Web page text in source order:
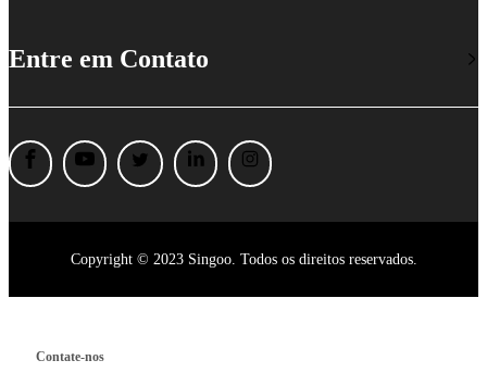
Entre em Contato
Copyright © 2023 Singoo. Todos os direitos reservados.
Contate-nos